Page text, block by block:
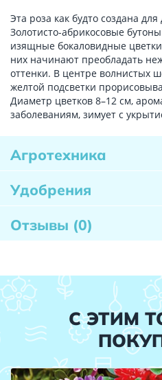
Эта роза как будто создана
Золотисто-абрикосовые
изящные бокаловидные
них начинают преобладать
оттенки. В центре волнистых
желтой подсветки
Диаметр цветков 8–12 см,
заболеваниям, зимует с
Агротехника
Удобрения
Отзывы (0)
С ЭТИМ